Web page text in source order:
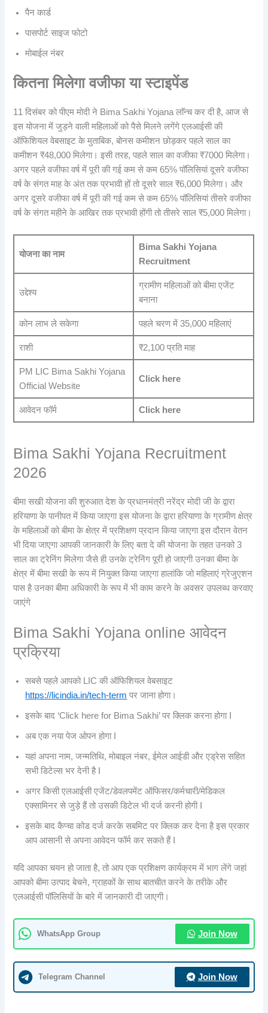
पैन कार्ड
पासपोर्ट साइज फोटो
मोबाईल नंबर
कितना मिलेगा वजीफा या स्टाइपेंड
11 दिसंबर को पीएम मोदी ने Bima Sakhi Yojana लाॅन्च कर दी है, आज से
इस योजना में जुड़ने वाली महिलाओं को पैसे मिलने लगेंगे एलआईसी की
ऑफिशियल वेबसाइट के मुताबिक, बोनस कमीशन छोड़कर पहले साल का
कमीशन ₹48,000 मिलेगा। इसी तरह, पहले साल का वजीफा ₹7000 मिलेगा।
अगर पहले वजीफा वर्ष में पूरी की गई कम से कम 65% पॉलिसियां दूसरे वजीफा
वर्ष के संगत माह के अंत तक प्रभावी हों तो दूसरे साल ₹6,000 मिलेगा। और
अगर दूसरे वजीफा वर्ष में पूरी की गई कम से कम 65% पॉलिसियां तीसरे वजीफा
वर्ष के संगत महीने के आखिर तक प्रभावी होंगी तो तीसरे साल ₹5,000 मिलेगा।
योजना का नाम
Bima Sakhi Yojana
Recruitment
उद्देश्य
ग्रामीण महिलाओं को बीमा एजेंट
बनाना
कोन लाभ ले सकेगा पहले चरण में 35,000 महिलाएं
राशी ₹2,100 प्रति माह
PM LIC Bima Sakhi Yojana
Official Website
Click here
आवेदन फॉर्म Click here
Bima Sakhi Yojana Recruitment
2026
बीमा सखी योजना की शुरुआत देश के प्रधानमंत्री नरेंद्र मोदी जी के द्वारा
हरियाणा के पानीपत में किया जाएगा इस योजना के द्वारा हरियाणा के ग्रामीण क्षेत्र
के महिलाओं को बीमा के क्षेत्र में प्रशिक्षण प्रदान किया जाएगा इस दौरान वेतन
भी दिया जाएगा आपकी जानकारी के लिए बता दे की योजना के तहत उनको 3
साल का ट्रेनिंग मिलेगा जैसे ही उनके ट्रेनिंग पूरी हो जाएगी उनका बीमा के
क्षेत्र में बीमा सखी के रूप में नियुक्त किया जाएगा हालांकि जो महिलाएं ग्रेजुएशन
पास है उनका बीमा अधिकारी के रूप में भी काम करने के अवसर उपलब्ध करवाए
जाएंगे
Bima Sakhi Yojana online आवेदन
प्रक्रिया
सबसे पहले आपको LIC की ऑफिशियल वेबसाइट
https://licindia.in/tech-term पर जाना होगा।
इसके बाद ‘Click here for Bima Sakhi’ पर क्लिक करना होगा I
अब एक नया पेज ओपन होगा I
यहां अपना नाम, जन्मतिथि, मोबाइल नंबर, ईमेल आईडी और एड्रेस सहित
सभी डिटेल्स भर देनी है I
अगर किसी एलआईसी एजेंट/डेवलपमेंट ऑफिसर/कर्मचारी/मेडिकल
एक्सामिनर से जुड़े हैं तो उसकी डिटेल भी दर्ज करनी होगी I
इसके बाद कैप्चा कोड दर्ज करके सबमिट पर क्लिक कर देना है इस प्रकार
आप आसानी से अपना आवेदन फॉर्म कर सकते हैं I
यदि आपका चयन हो जाता है, तो आप एक प्रशिक्षण कार्यक्रम में भाग लेंगे जहां
आपको बीमा उत्पाद बेचने, ग्राहकों के साथ बातचीत करने के तरीके और
एलआईसी पॉलिसियों के बारे में जानकारी दी जाएगी।
WhatsApp Group Join Now
Telegram Channel Join Now